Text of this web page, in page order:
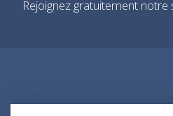
Rejoignez gratuitement